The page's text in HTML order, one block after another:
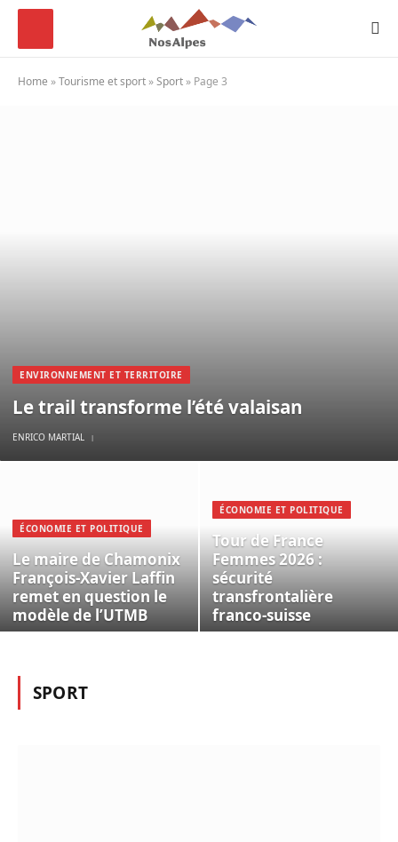
Home »Tourisme et sport »Sport » Page 3
ENVIRONNEMENT ET TERRITOIRE
Le trail transforme l’été valaisan
ENRICO MARTIAL
ÉCONOMIE ET POLITIQUE
Le maire de Chamonix
François-Xavier Laffin
remet en question le
modèle de l’UTMB
ÉCONOMIE ET POLITIQUE
Tour de France
Femmes 2026 :
sécurité
transfrontalière
franco-suisse
SPORT